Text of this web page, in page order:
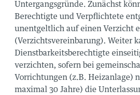
Untergangsgründe. Zunächst
Berechtigte und Verpflichtete
unentgeltlich auf einen Verzicht
(Verzichtsvereinbarung). Weiter
Dienstbarkeitsberechtigte
verzichten, sofern bei
Vorrichtungen (z.B. Heizanlage)
maximal 30 Jahre) die